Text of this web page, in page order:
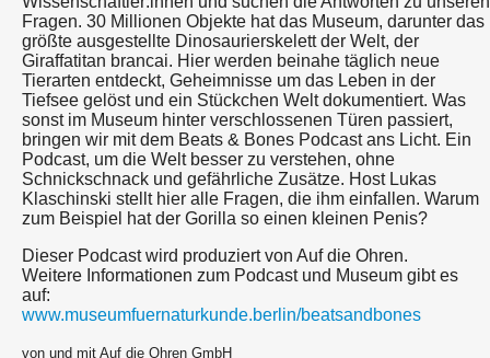
Fragen. 30 Millionen Objekte hat das Museum, darunter das
größte ausgestellte Dinosaurierskelett der Welt, der
Giraffatitan brancai. Hier werden beinahe täglich neue
Tierarten entdeckt, Geheimnisse um das Leben in der
Tiefsee gelöst und ein Stückchen Welt dokumentiert. Was
sonst im Museum hinter verschlossenen Türen passiert,
bringen wir mit dem Beats & Bones Podcast ans Licht. Ein
Podcast, um die Welt besser zu verstehen, ohne
Schnickschnack und gefährliche Zusätze. Host Lukas
Klaschinski stellt hier alle Fragen, die ihm einfallen. Warum
zum Beispiel hat der Gorilla so einen kleinen Penis?
Dieser Podcast wird produziert von Auf die Ohren.
Weitere Informationen zum Podcast und Museum gibt es
auf:
www.museumfuernaturkunde.berlin/beatsandbones
von und mit Auf die Ohren GmbH